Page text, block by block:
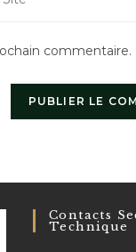
commentaire.
Contacts
Technique